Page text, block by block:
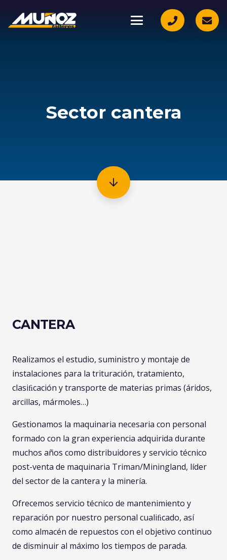
Sector cantera
CANTERA
Realizamos el estudio, suministro y montaje de
instalaciones para la trituración, tratamiento,
clasiﬁcación y transporte de materias primas (áridos,
arcillas, mármoles…)
Gestionamos la maquinaria necesaria con personal
formado con la gran experiencia adquirida durante
muchos años como distribuidores y servicio técnico
post-venta de maquinaria Triman/Miningland, líder
del sector de la cantera y la minería.
Ofrecemos servicio técnico de mantenimiento y
reparación por nuestro personal cualiﬁcado, así
como almacén de repuestos con el objetivo continuo
de disminuir al máximo los tiempos de parada.